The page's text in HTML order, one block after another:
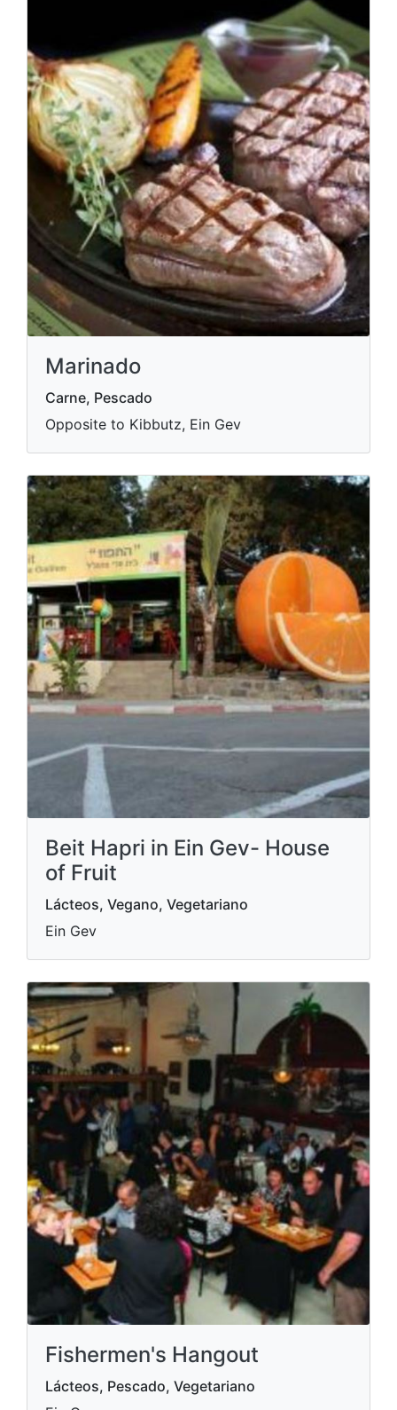
Marinado
Carne, Pescado
Opposite to Kibbutz, Ein Gev
Beit Hapri in Ein Gev- House
of Fruit
Lácteos, Vegano, Vegetariano
Ein Gev
Fishermen's Hangout
Lácteos, Pescado, Vegetariano